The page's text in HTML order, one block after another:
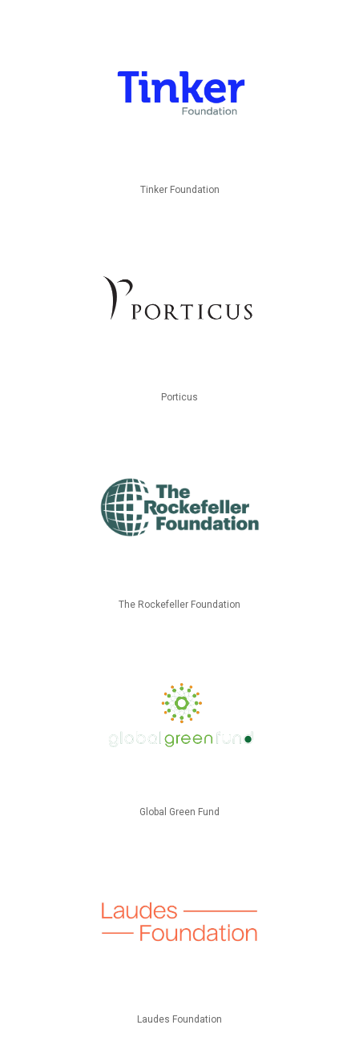
Tinker Foundation
Porticus
The Rockefeller Foundation
Global Green Fund
Laudes Foundation